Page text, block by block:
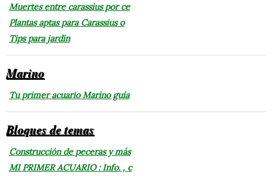
Muertes entre carassius por ce
Plantas aptas para Carassius o
Tips para jardín
Marino
Tu primer acuario Marino guía
Bloques de temas
Construcción de peceras y más
MI PRIMER ACUARIO : Info. , c